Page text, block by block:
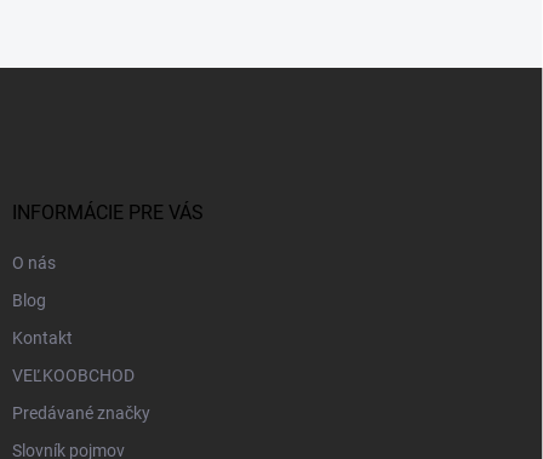
INFORMÁCIE PRE VÁS
O nás
Blog
Kontakt
VEĽKOOBCHOD
Predávané značky
Slovník pojmov